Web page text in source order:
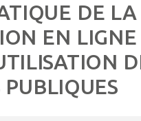
DE LA
EN LIGNE